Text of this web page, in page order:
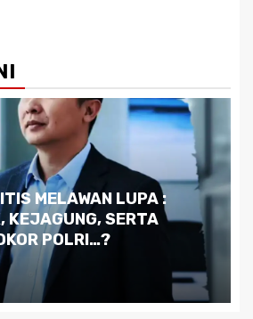
di Tengah Krisis:
Daya Alam dan
Tak Kreatif